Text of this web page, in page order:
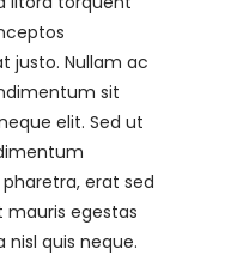
justo. Nullam ac
sit
elit. Sed ut
erat sed
egestas
quis neque.